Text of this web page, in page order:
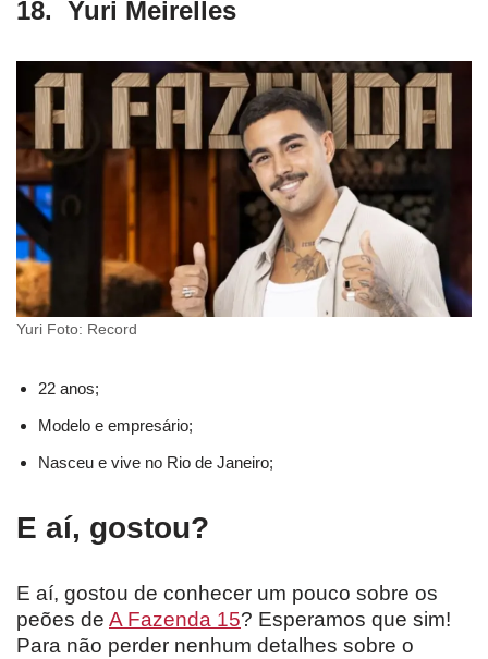
18. Yuri Meirelles
Yuri Foto: Record
22 anos;
Modelo e empresário;
Nasceu e vive no Rio de Janeiro;
E aí, gostou?
E aí, gostou de conhecer um pouco sobre os
peões de A Fazenda 15? Esperamos que sim!
Para não perder nenhum detalhes sobre o